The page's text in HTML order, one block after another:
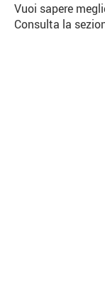
Vuoi sapere
Consulta la